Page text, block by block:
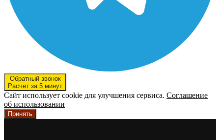
Обратный звонок
Расчет за 5 минут
Сайт использует cookie для улучшения сервиса. Соглашение
об использовании
Принять